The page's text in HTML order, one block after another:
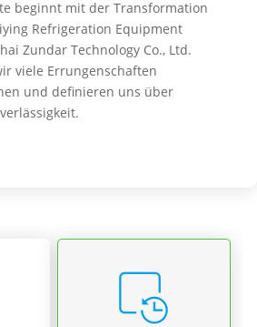
beginnt mit der Transformation
Refrigeration Equipment
Zundar Technology Co., Ltd.
viele Errungenschaften
und definieren uns über